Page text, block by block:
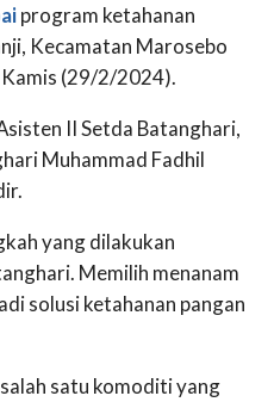
program ketahanan
Kecamatan Marosebo
(29/2/2024).
II Setda Batanghari,
Muhammad Fadhil
yang dilakukan
Memilih menanam
solusi ketahanan pangan
satu komoditi yang